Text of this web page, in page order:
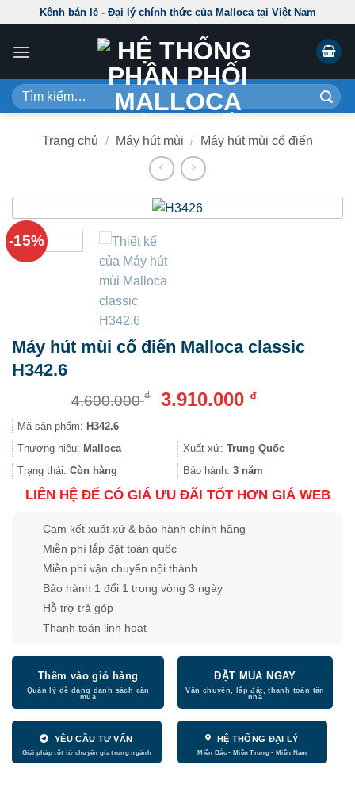
content
Kênh bán lẻ - Đại lý chính thức của Malloca tại Việt Nam
Tìm
kiếm:
Trang chủ / Máy hút mùi / Máy hút mùi cổ điển
-15%
Máy hút mùi cổ điển Malloca classic
H342.6
4.600.000₫
Giá
4.600.000 ₫.
3.910.000 ₫Giá
là:
3.910.000 ₫.
Mã sản phẩm: H342.6
Thương hiệu: Malloca Xuất xứ: Trung Quốc
Trạng thái: Còn hàng Bảo hành: 3 năm
LIÊN HỆ ĐỂ CÓ GIÁ ƯU ĐÃI TỐT HƠN GIÁ WEB
Cam kết xuất xứ & bảo hành chính hãng
Miễn phí lắp đặt toàn quốc
Miễn phí vận chuyển nội thành
Bảo hành 1 đổi 1 trong vòng 3 ngày
Hỗ trợ trả góp
Thanh toán linh hoạt
Thêm vào giỏ hàng ĐẶT MUA NGAY
YÊU CẦU TƯ VẤN HỆ THỐNG ĐẠI LÝ